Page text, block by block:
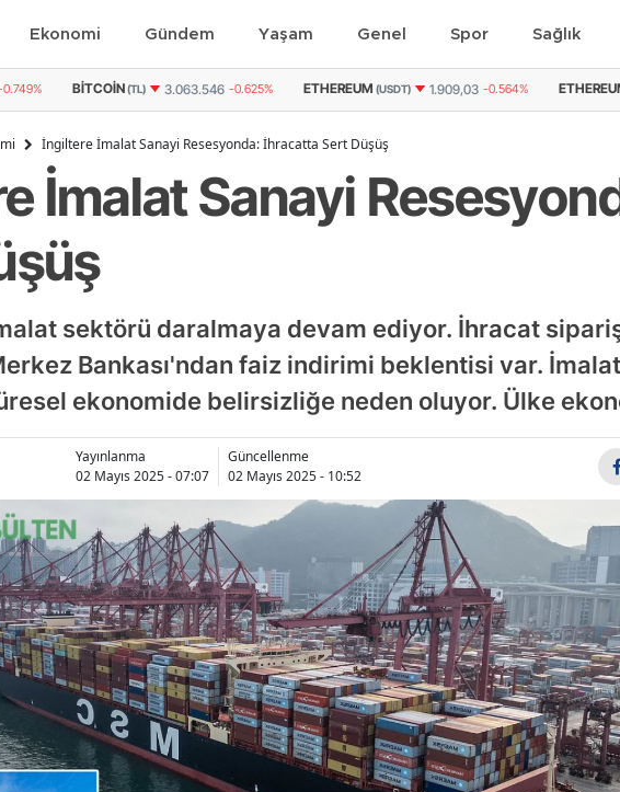
Ekonomi Gündem Yaşam Genel Spor Sağlık
ETHEREUM(USDT) 1.909,03 -0.564% ETHEREUM(TL) 90.760 -0.43% GRAM ALTIN
İngiltere İmalat Sanayi Resesyonda: İhracatta Sert Düşüş
İmalat Sanayi
sektörü daralmaya devam ediyor. İhracat
Bankası'ndan faiz indirimi beklentisi var.
ekonomide belirsizliğe neden oluyor. Ülke
Yayınlanma
02 Mayıs 2025 - 07:07
Güncellenme
02 Mayıs 2025 - 10:52